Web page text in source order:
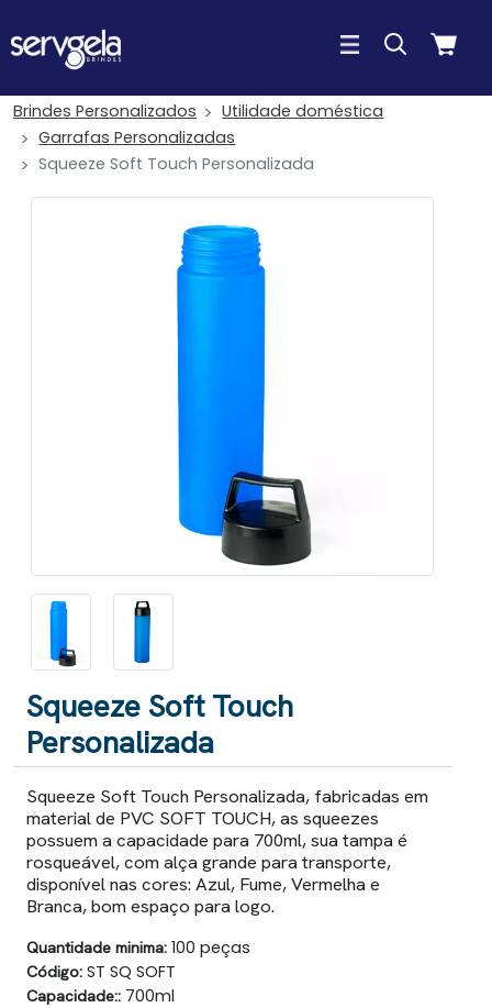
Brindes Personalizados
Utilidade doméstica
Garrafas Personalizadas
Squeeze Soft Touch Personalizada
Squeeze Soft Touch
Personalizada
Squeeze Soft Touch Personalizada, fabricadas em
material de PVC SOFT TOUCH, as squeezes
possuem a capacidade para 700ml, sua tampa é
rosqueável, com alça grande para transporte,
disponível nas cores: Azul, Fume, Vermelha e
Branca, bom espaço para logo.
Quantidade minima: 100 peças
Código: ST SQ SOFT
Capacidade:: 700ml